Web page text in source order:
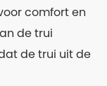
comfort en
de trui
de trui uit de